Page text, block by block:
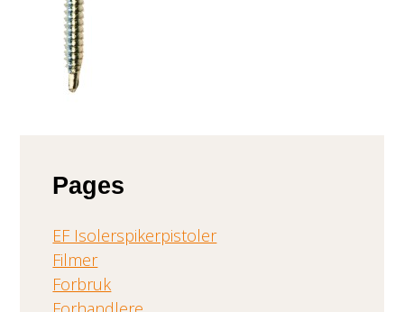
Pages
EF Isolerspikerpistoler
Filmer
Forbruk